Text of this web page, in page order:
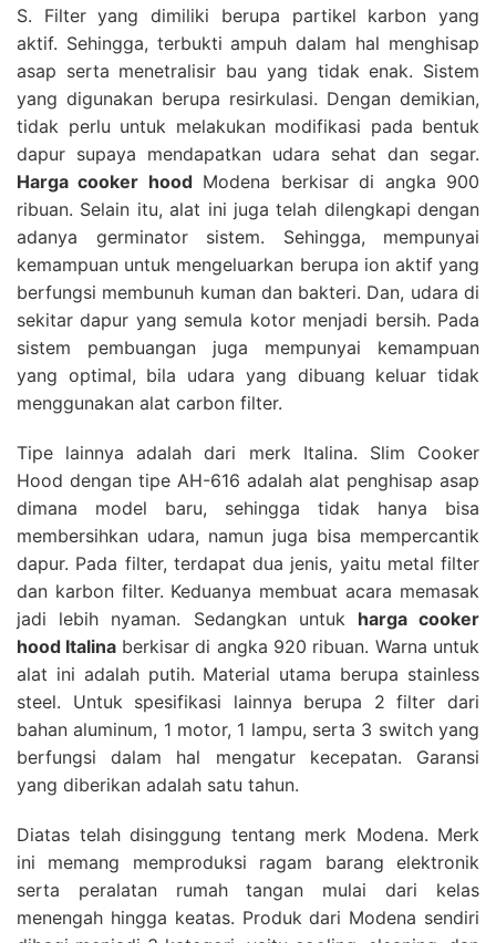
S. Filter yang dimiliki berupa partikel karbon yang
aktif. Sehingga, terbukti ampuh dalam hal menghisap
asap serta menetralisir bau yang tidak enak. Sistem
yang digunakan berupa resirkulasi. Dengan demikian,
tidak perlu untuk melakukan modifikasi pada bentuk
dapur supaya mendapatkan udara sehat dan segar.
Harga cooker hoodModena berkisar di angka 900
ribuan. Selain itu, alat ini juga telah dilengkapi dengan
adanya germinator sistem. Sehingga, mempunyai
kemampuan untuk mengeluarkan berupa ion aktif yang
berfungsi membunuh kuman dan bakteri. Dan, udara di
sekitar dapur yang semula kotor menjadi bersih. Pada
sistem pembuangan juga mempunyai kemampuan
yang optimal, bila udara yang dibuang keluar tidak
menggunakan alat carbon filter.
Tipe lainnya adalah dari merk Italina. Slim Cooker
Hood dengan tipe AH-616 adalah alat penghisap asap
dimana model baru, sehingga tidak hanya bisa
membersihkan udara, namun juga bisa mempercantik
dapur. Pada filter, terdapat dua jenis, yaitu metal filter
dan karbon filter. Keduanya membuat acara memasak
jadi lebih nyaman. Sedangkan untuk harga cooker
hood Italina berkisar di angka 920 ribuan. Warna untuk
alat ini adalah putih. Material utama berupa stainless
steel. Untuk spesifikasi lainnya berupa 2 filter dari
bahan aluminum, 1 motor, 1 lampu, serta 3 switch yang
berfungsi dalam hal mengatur kecepatan. Garansi
yang diberikan adalah satu tahun.
Diatas telah disinggung tentang merk Modena. Merk
ini memang memproduksi ragam barang elektronik
serta peralatan rumah tangan mulai dari kelas
menengah hingga keatas. Produk dari Modena sendiri